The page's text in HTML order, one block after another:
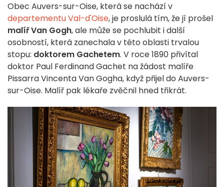
Obec Auvers-sur-Oise, která se nachází v
departementu Val-d'Oise, je proslulá tím, že jí prošel
malíř Van Gogh, ale může se pochlubit i další
osobností, která zanechala v této oblasti trvalou
stopu: doktorem Gachetem. V roce 1890 přivítal
doktor Paul Ferdinand Gachet na žádost malíře
Pissarra Vincenta Van Gogha, když přijel do Auvers-
sur-Oise. Malíř pak lékaře zvěčnil hned třikrát.